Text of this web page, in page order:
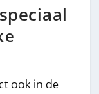
ook in de